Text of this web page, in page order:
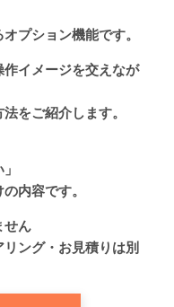
プション機能です。
イメージを交えなが
をご紹介します。
内容です。
せん
ング・お見積りは別